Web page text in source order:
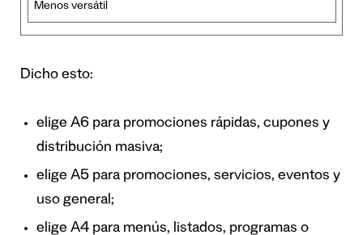
Menos versátil
Dicho esto:
elige A6 para promociones rápidas, cupones y
distribución masiva;
elige A5 para promociones, servicios, eventos y
uso general;
elige A4 para menús, listados, programas o